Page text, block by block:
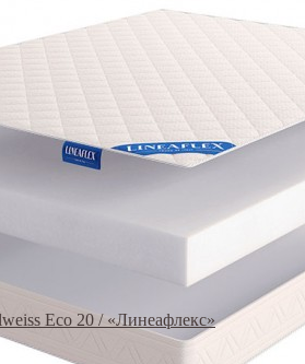
Eco 20 / «Линеафлекс»